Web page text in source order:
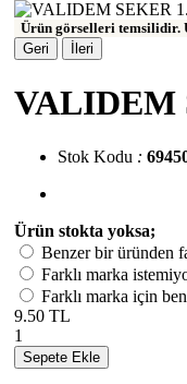
Ürün görselleri temsilidir.
Geri
İleri
VALIDEM
Stok Kodu :
Ürün stokta yoksa;
Benzer bir üründen
Farklı marka
Farklı marka için
9.50 TL
1
Sepete Ekle